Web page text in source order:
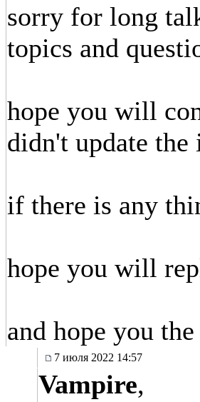
sorry for long
topics and
hope you will
didn't update the
if there is any
hope you will
and hope you
7 июля 2022 14:57
Vampire,